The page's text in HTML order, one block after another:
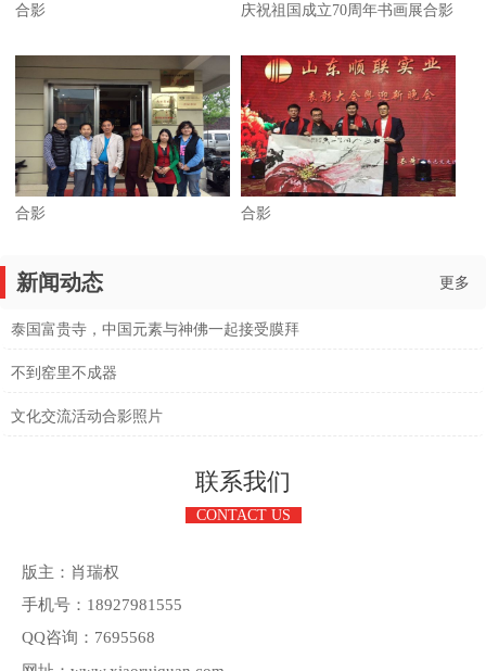
合影 庆祝祖国成立70周年书画展合影
合影 合影
新闻动态 更多
泰国富贵寺，中国元素与神佛一起接受膜拜
不到窑里不成器
文化交流活动合影照片
联系我们
CONTACT US
版主：肖瑞权
手机号：18927981555
QQ咨询：7695568